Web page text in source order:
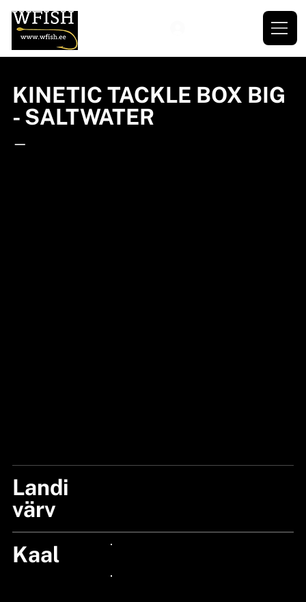
Landi
värv
Kaal
KINETIC TACKLE BOX BIG
- SALTWATER
—